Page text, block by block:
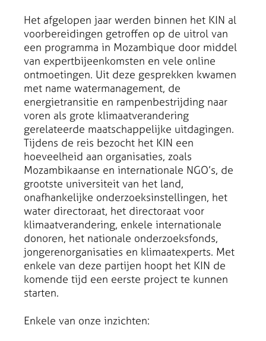
Het afgelopen jaar werden binnen het KIN al
voorbereidingen getroffen op de uitrol van
een programma in Mozambique door middel
van expertbijeenkomsten en vele online
ontmoetingen. Uit deze gesprekken kwamen
met name watermanagement, de
energietransitie en rampenbestrijding naar
voren als grote klimaatverandering
gerelateerde maatschappelijke uitdagingen.
Tijdens de reis bezocht het KIN een
hoeveelheid aan organisaties, zoals
Mozambikaanse en internationale NGO’s, de
grootste universiteit van het land,
onafhankelijke onderzoeksinstellingen, het
water directoraat, het directoraat voor
klimaatverandering, enkele internationale
donoren, het nationale onderzoeksfonds,
jongerenorganisaties en klimaatexperts. Met
enkele van deze partijen hoopt het KIN de
komende tijd een eerste project te kunnen
starten.
Enkele van onze inzichten: